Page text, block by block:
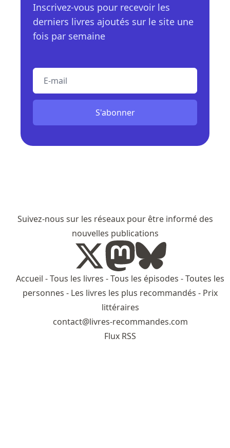
Inscrivez-vous pour recevoir les
derniers livres ajoutés sur le site une
fois par semaine
E-mail
S'abonner
Suivez-nous sur les réseaux pour être informé des
nouvelles publications
Accueil -Tous les livres -Tous les épisodes -Toutes les
personnes - Les livres les plus recommandés - Prix
littéraires
contact@livres-recommandes.com
Flux RSS